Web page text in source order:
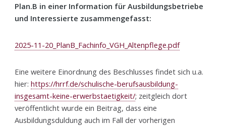
Plan.B in einer Information für Ausbildungsbetriebe
und Interessierte zusammengefasst:
2025-11-20_PlanB_Fachinfo_VGH_Altenpflege.pdf
Eine weitere Einordnung des Beschlusses findet sich u.a.
hier:https://hrrf.de/schulische-berufsausbildung-
insgesamt-keine-erwerbstaetigkeit/; zeitgleich dort
veröffentlicht wurde ein Beitrag, dass eine
Ausbildungsduldung auch im Fall der vorherigen